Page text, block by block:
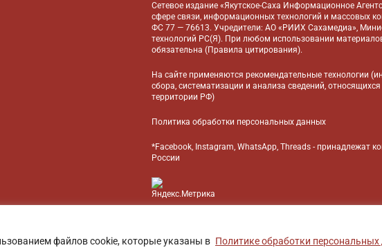
файлов cookie, которые указаны в Политике обработки
Сетевое издание «Якутское-Саха Информационное
сфере связи, информационных технологий и массовых
ФС 77 — 76613. Учредители: АО «РИИХ Сахамедиа»,
технологий РС(Я). При любом использовании
обязательна (Правила цитирования).
На сайте применяютсярекомендательные технологии
сбора, систематизации и анализа сведений,
территории РФ)
Политика обработки персональных данных
*Facebook, Instagram, WhatsApp, Threads - принадлежат
России
ФОТОБАНК